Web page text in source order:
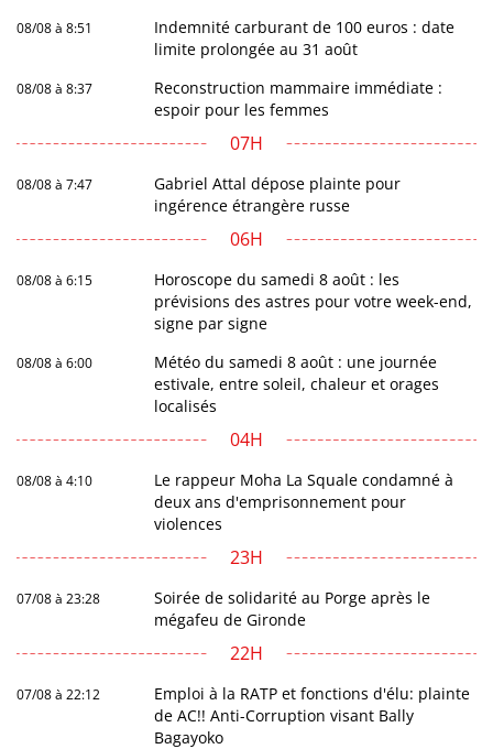
08/08 à 8:51
Indemnité carburant de 100 euros : date
limite prolongée au 31 août
08/08 à 8:37
Reconstruction mammaire immédiate :
espoir pour les femmes
07H
08/08 à 7:47
Gabriel Attal dépose plainte pour
ingérence étrangère russe
06H
08/08 à 6:15
Horoscope du samedi 8 août : les
prévisions des astres pour votre week-end,
signe par signe
08/08 à 6:00
Météo du samedi 8 août : une journée
estivale, entre soleil, chaleur et orages
localisés
04H
08/08 à 4:10
Le rappeur Moha La Squale condamné à
deux ans d'emprisonnement pour
violences
23H
07/08 à 23:28
Soirée de solidarité au Porge après le
mégafeu de Gironde
22H
07/08 à 22:12
Emploi à la RATP et fonctions d'élu: plainte
de AC!! Anti-Corruption visant Bally
Bagayoko